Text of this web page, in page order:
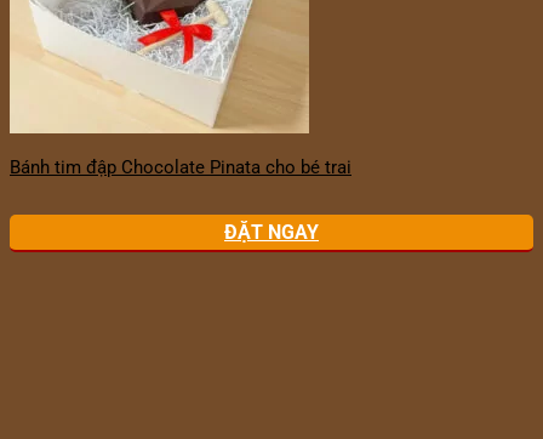
Bánh tim đập Chocolate Pinata cho bé trai
ĐẶT NGAY